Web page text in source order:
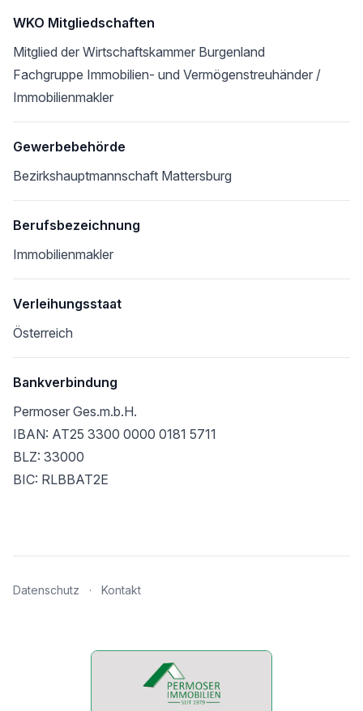
WKO Mitgliedschaften
Mitglied der Wirtschaftskammer Burgenland
Fachgruppe Immobilien- und Vermögenstreuhänder /
Immobilienmakler
Gewerbebehörde
Bezirkshauptmannschaft Mattersburg
Berufsbezeichnung
Immobilienmakler
Verleihungsstaat
Österreich
Bankverbindung
Permoser Ges.m.b.H.
IBAN: AT25 3300 0000 0181 5711
BLZ: 33000
BIC: RLBBAT2E
Datenschutz · Kontakt